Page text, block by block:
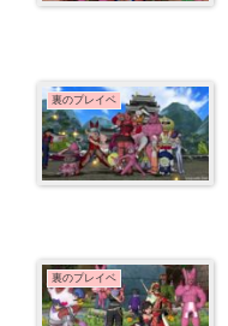
裏のプレイベ
裏のプレイベ